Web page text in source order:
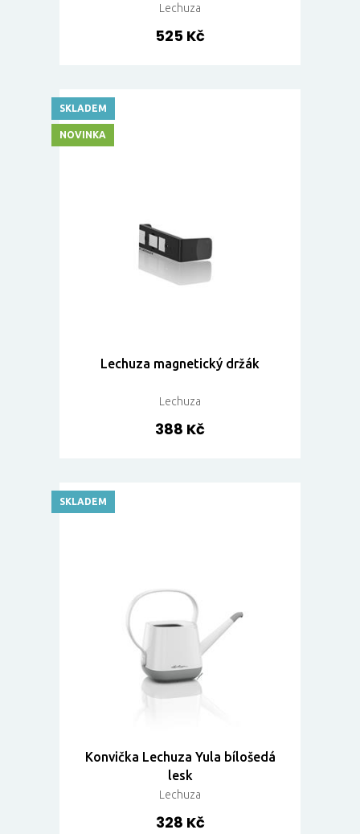
Lechuza
525 Kč
Lechuza magnetický držák
Lechuza
388 Kč
SKLADEM
NOVINKA
Konvička Lechuza Yula bílošedá
lesk
Lechuza
328 Kč
SKLADEM